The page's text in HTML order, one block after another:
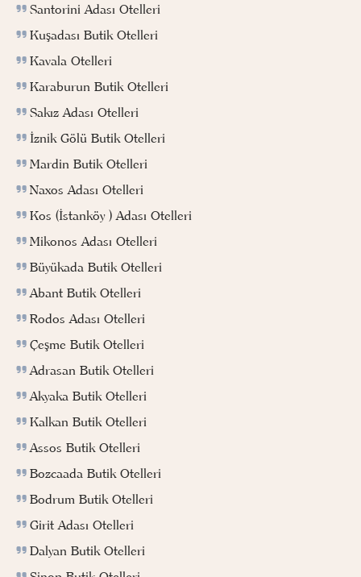
Santorini Adası Otelleri
Kuşadası Butik Otelleri
Kavala Otelleri
Karaburun Butik Otelleri
Sakız Adası Otelleri
İznik Gölü Butik Otelleri
Mardin Butik Otelleri
Naxos Adası Otelleri
Kos (İstanköy ) Adası Otelleri
Mikonos Adası Otelleri
Büyükada Butik Otelleri
Abant Butik Otelleri
Rodos Adası Otelleri
Çeşme Butik Otelleri
Adrasan Butik Otelleri
Akyaka Butik Otelleri
Kalkan Butik Otelleri
Assos Butik Otelleri
Bozcaada Butik Otelleri
Bodrum Butik Otelleri
Girit Adası Otelleri
Dalyan Butik Otelleri